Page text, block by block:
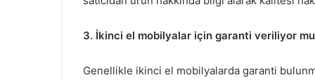
3. İkinci el mobilyalar için garanti veriliyor
Genellikle ikinci el mobilyalarda garanti